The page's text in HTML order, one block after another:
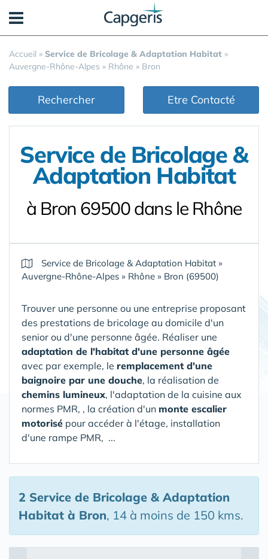
Accueil » Service de Bricolage & Adaptation Habitat »
Auvergne-Rhône-Alpes » Rhône » Bron
Rechercher Etre Contacté
Service de Bricolage &
Adaptation Habitat
à Bron 69500 dans le Rhône
Service de Bricolage & Adaptation Habitat »
Auvergne-Rhône-Alpes » Rhône » Bron (69500)
Trouver une personne ou une entreprise proposant
des prestations de bricolage au domicile d'un
senior ou d'une personne âgée. Réaliser une
adaptation de l'habitat d'une personne âgée
avec par exemple, le remplacement d'une
baignoire par une douche, la réalisation de
chemins lumineux, l'adaptation de la cuisine aux
normes PMR, , la création d'un monte escalier
motorisé pour accéder à l'étage, installation
d'une rampe PMR, ...
2 Service de Bricolage & Adaptation
Habitat à Bron, 14 à moins de 150 kms.